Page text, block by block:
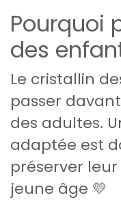
Pourquoi
des
Le cristallin
passer
des adultes.
adaptée est
préserver
jeune âge 💛